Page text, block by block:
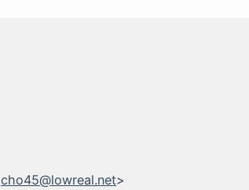
cho45@lowreal.net>